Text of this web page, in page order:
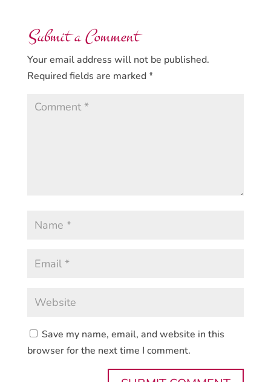
Submit a Comment
Your email address will not be published.
Required fields are marked*
Save my name, email, and website in this
browser for the next time I comment.